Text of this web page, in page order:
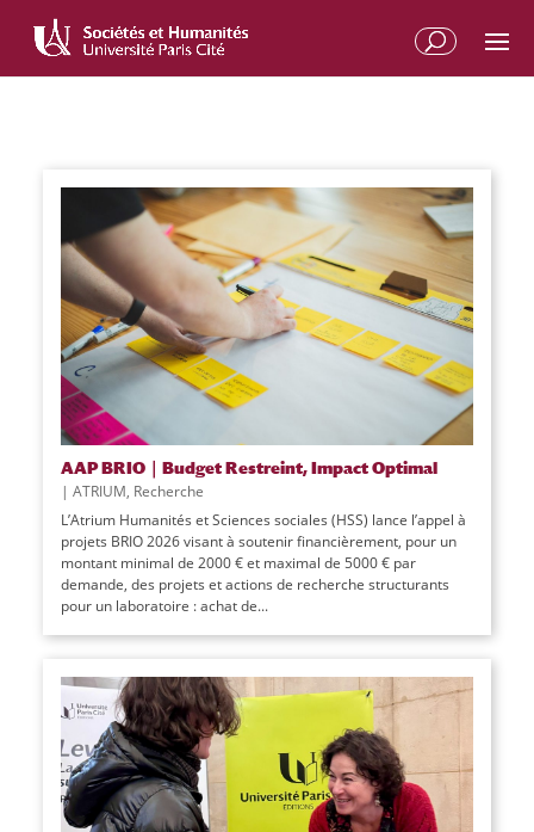
contenu
AAP BRIO｜Budget Restreint, Impact Optimal
| ATRIUM, Recherche
L’Atrium Humanités et Sciences sociales (HSS) lance l’appel à
projets BRIO 2026 visant à soutenir financièrement, pour un
montant minimal de 2000 € et maximal de 5000 € par
demande, des projets et actions de recherche structurants
pour un laboratoire : achat de...